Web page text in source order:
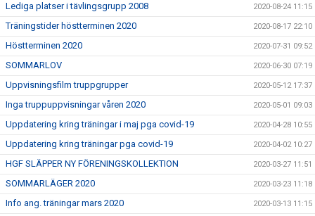
Lediga platser i tävlingsgrupp 2008 2020-08-24 11:15
Träningstider höstterminen 2020 2020-08-17 22:10
Höstterminen 2020 2020-07-31 09:52
SOMMARLOV 2020-06-30 07:19
Uppvisningsfilm truppgrupper 2020-05-12 17:37
Inga truppuppvisningar våren 2020 2020-05-01 09:03
Uppdatering kring träningar i maj pga covid-19 2020-04-28 10:55
Uppdatering kring träningar pga covid-19 2020-04-02 10:27
HGF SLÄPPER NY FÖRENINGSKOLLEKTION 2020-03-27 11:51
SOMMARLÄGER 2020 2020-03-23 11:18
Info ang. träningar mars 2020 2020-03-13 11:15